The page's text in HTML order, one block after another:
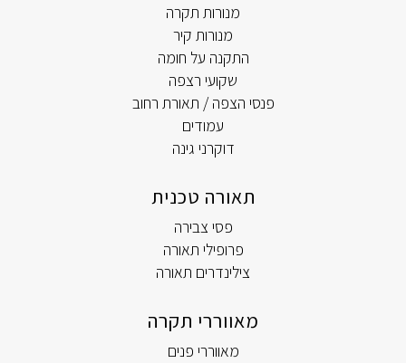
מנורות תקרה
מנורות קיר
התקנה על חומה
שקועי רצפה
פנסי הצפה / תאורת רחוב
עמודים
דוקרני גינה
תאורה טכנית
פסי צבירה
פרופילי תאורה
צילינדרים תאורה
מאווררי תקרה
מאווררי פנים